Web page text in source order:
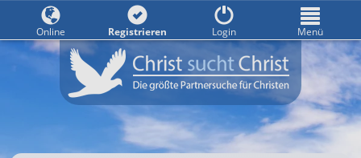
Online Registrieren Login Menü